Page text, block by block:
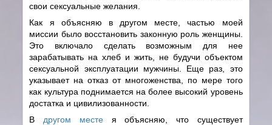
свои сексуальные желания.
Как я объясняю в другом месте, частью моей
миссии было восстановить законную роль женщины.
Это включало сделать возможным для нее
зарабатывать на хлеб и жить, не будучи объектом
сексуальной эксплуатации мужчины. Еще раз, это
указывает на отказ от многоженства, по мере того
как культура поднимается на более высокий уровень
достатка и цивилизованности.
В другом местея объясняю, что существует